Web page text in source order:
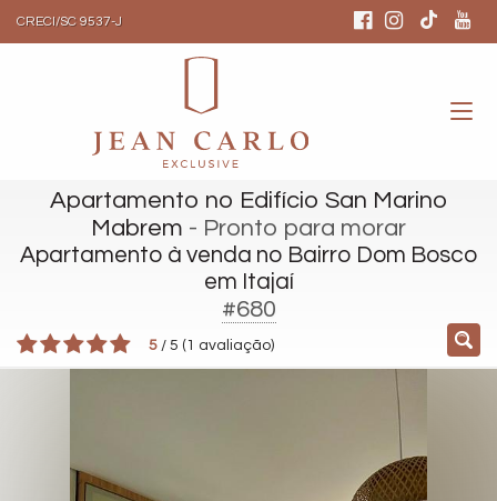
CRECI/SC 9537-J
Apartamento no Edifício San Marino
Mabrem - Pronto para morar
Apartamento à venda no Bairro Dom Bosco
em Itajaí
#680
5 / 5 ( 1 avaliação)